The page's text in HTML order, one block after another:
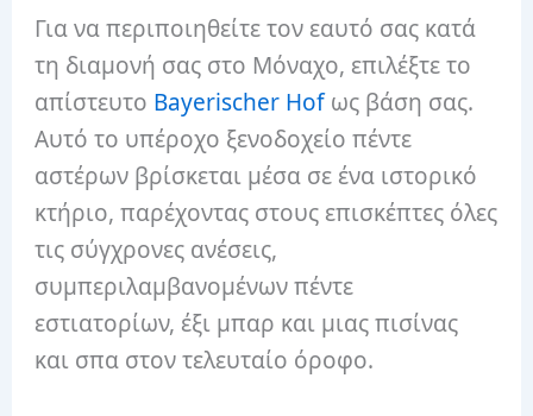
Για να περιποιηθείτε τον εαυτό σας κατά
τη διαμονή σας στο Μόναχο, επιλέξτε το
απίστευτο Bayerischer Hofως βάση σας.
Αυτό το υπέροχο ξενοδοχείο πέντε
αστέρων βρίσκεται μέσα σε ένα ιστορικό
κτήριο, παρέχοντας στους επισκέπτες όλες
τις σύγχρονες ανέσεις,
συμπεριλαμβανομένων πέντε
εστιατορίων, έξι μπαρ και μιας πισίνας
και σπα στον τελευταίο όροφο.